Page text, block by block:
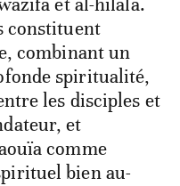
et al-hilala.
constituent
combinant un
spiritualité,
les disciples et
et
comme
bien au-